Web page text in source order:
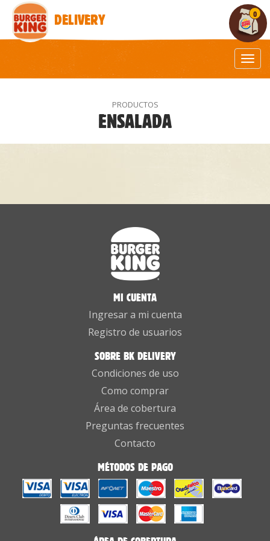
DELIVERY 0
PRODUCTOS
ENSALADA
MI CUENTA
Ingresar a mi cuenta
Registro de usuarios
SOBRE BK DELIVERY
Condiciones de uso
Como comprar
Área de cobertura
Preguntas frecuentes
Contacto
MÉTODOS DE PAGO